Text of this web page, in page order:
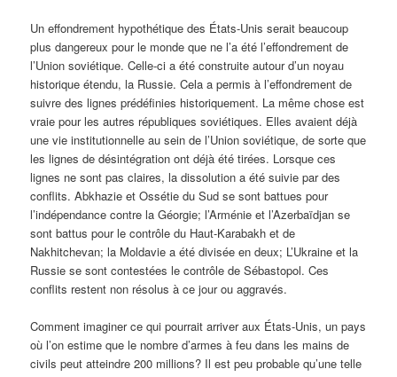
Un effondrement hypothétique des États-Unis serait beaucoup
plus dangereux pour le monde que ne l’a été l’effondrement de
l’Union soviétique. Celle-ci a été construite autour d’un noyau
historique étendu, la Russie. Cela a permis à l’effondrement de
suivre des lignes prédéfinies historiquement. La même chose est
vraie pour les autres républiques soviétiques. Elles avaient déjà
une vie institutionnelle au sein de l’Union soviétique, de sorte que
les lignes de désintégration ont déjà été tirées. Lorsque ces
lignes ne sont pas claires, la dissolution a été suivie par des
conflits. Abkhazie et Ossétie du Sud se sont battues pour
l’indépendance contre la Géorgie; l’Arménie et l’Azerbaïdjan se
sont battus pour le contrôle du Haut-Karabakh et de
Nakhitchevan; la Moldavie a été divisée en deux; L’Ukraine et la
Russie se sont contestées le contrôle de Sébastopol. Ces
conflits restent non résolus à ce jour ou aggravés.
Comment imaginer ce qui pourrait arriver aux États-Unis, un pays
où l’on estime que le nombre d’armes à feu dans les mains de
civils peut atteindre 200 millions? Il est peu probable qu’une telle